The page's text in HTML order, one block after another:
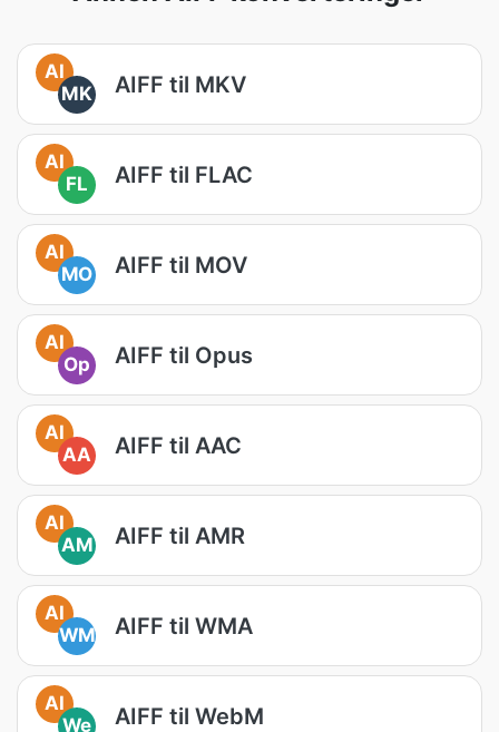
AI
MK
AIFF til MKV
AI
FL
AIFF til FLAC
AI
MO
AIFF til MOV
AI
Op
AIFF til Opus
AI
AA
AIFF til AAC
AI
AM
AIFF til AMR
AI
WM
AIFF til WMA
AI
We
AIFF til WebM